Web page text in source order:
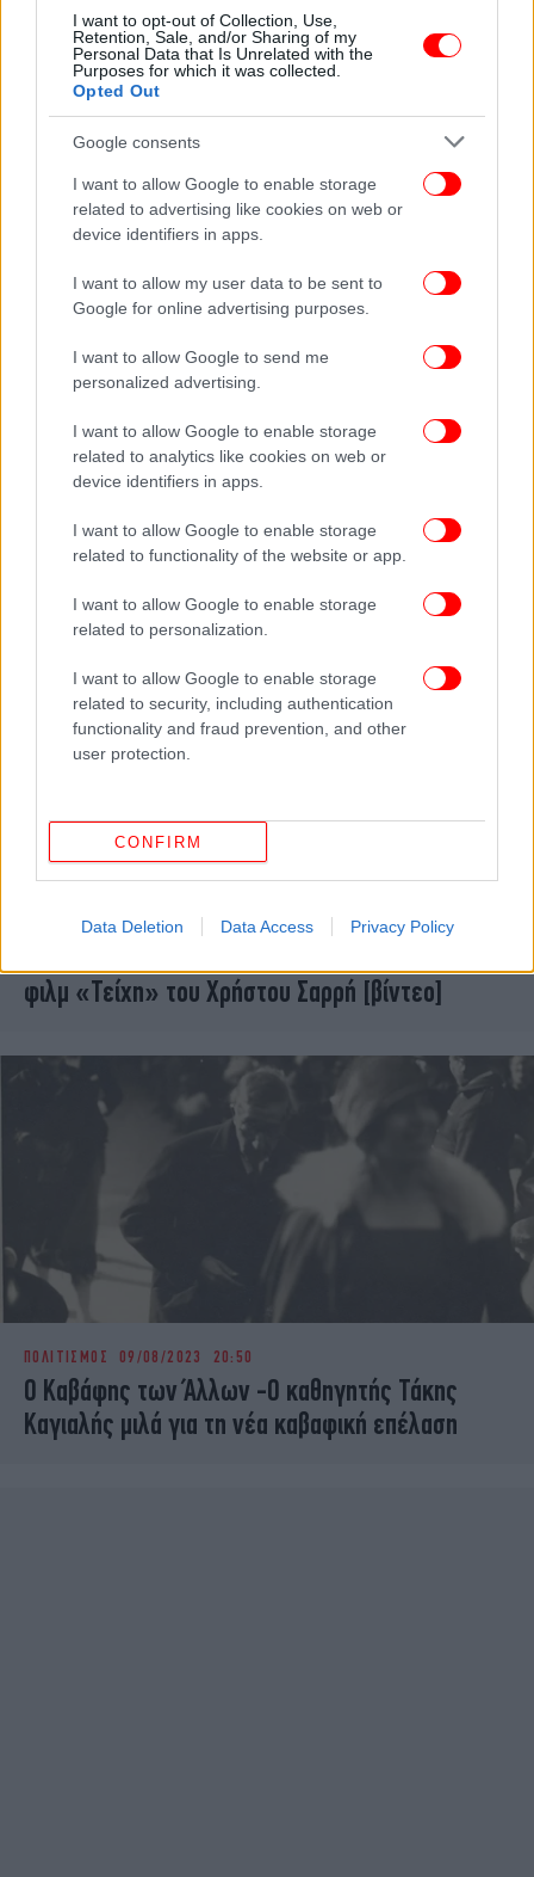
I want to opt-out of Collection, Use,
Retention, Sale, and/or Sharing of my
Personal Data that Is Unrelated with the
Purposes for which it was collected.
Opted Out
Google consents
I want to allow Google to enable storage
related to advertising like cookies on web or
device identifiers in apps.
I want to allow my user data to be sent to
Google for online advertising purposes.
I want to allow Google to send me
personalized advertising.
I want to allow Google to enable storage
related to analytics like cookies on web or
device identifiers in apps.
I want to allow Google to enable storage
related to functionality of the website or app.
I want to allow Google to enable storage
related to personalization.
I want to allow Google to enable storage
related to security, including authentication
functionality and fraud prevention, and other
user protection.
CONFIRM
Data Deletion Data Access Privacy Policy
Γιατί γιγαντιαία προσωπικά αντικείμενα του
Κωνσταντίνου Καβάφη «προσγειώθηκαν» στην
Πλάκα
ΠΟΛΙΤΙΣΜΟΣ 24/11/2023 08:10
Eίδαμε την περφόρμανς «Constantinopoliad» -O
έφηβος Καβάφης στην Κωνσταντινούπολη, η
Μέδουσα της σεξουαλικότητας
ΠΟΛΙΤΙΣΜΟΣ 07/09/2023 10:29
φιλμ «Τείχη» του Χρήστου Σαρρή [βίντεο]
ΠΟΛΙΤΙΣΜΟΣ 09/08/2023 20:50
Ο Καβάφης των Άλλων -Ο καθηγητής Τάκης
Καγιαλής μιλά για τη νέα καβαφική επέλαση